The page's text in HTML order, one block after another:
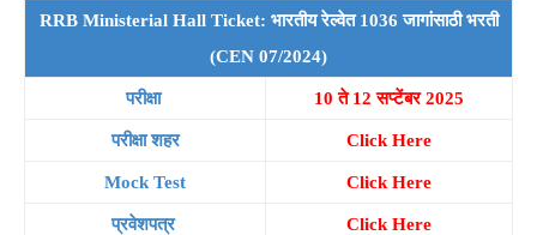
RRB Ministerial Hall Ticket: भारतीय रेल्वेत 1036 जागांसाठी भरती
(CEN 07/2024)
परीक्षा 10 ते 12 सप्टेंबर 2025
परीक्षा शहर Click Here
Mock Test Click Here
प्रवेशपत्र Click Here